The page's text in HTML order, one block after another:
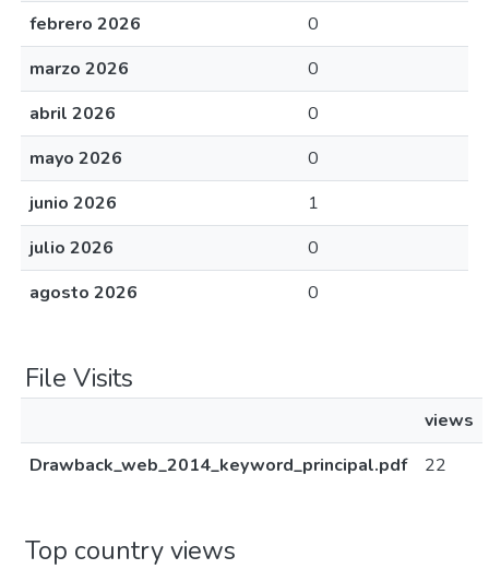
febrero 2026
0
marzo 2026
0
abril 2026
0
mayo 2026
0
junio 2026
1
julio 2026
0
agosto 2026
0
File Visits
views
Drawback_web_2014_keyword_principal.pdf
22
Top country views